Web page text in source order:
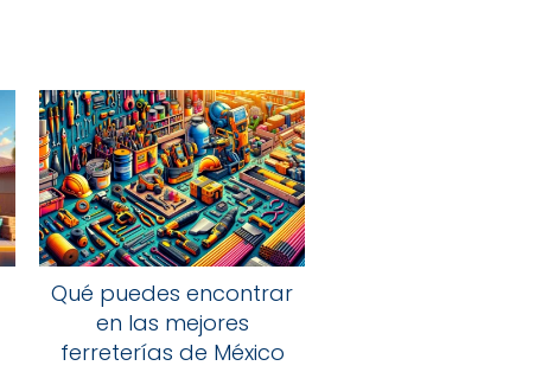
Qué puedes encontrar
en las mejores
ferreterías de México